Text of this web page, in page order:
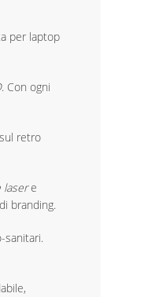
per laptop
. Con ogni
retro
lasere
branding.
sanitari.